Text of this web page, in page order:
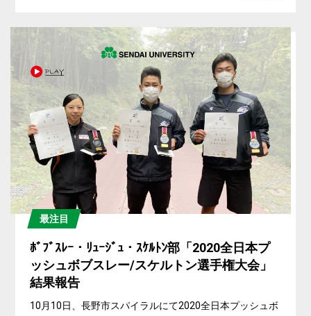
最注目
ﾎﾞﾌﾞｽﾚｰ・ﾘｭｰｼﾞｭ・ｽｹﾙﾄﾝ部「2020全日本プ
ッシュボブスレー/スケルトン選手権大会」
結果報告
10月10日、長野市スパイラルにて2020全日本プッシュボ